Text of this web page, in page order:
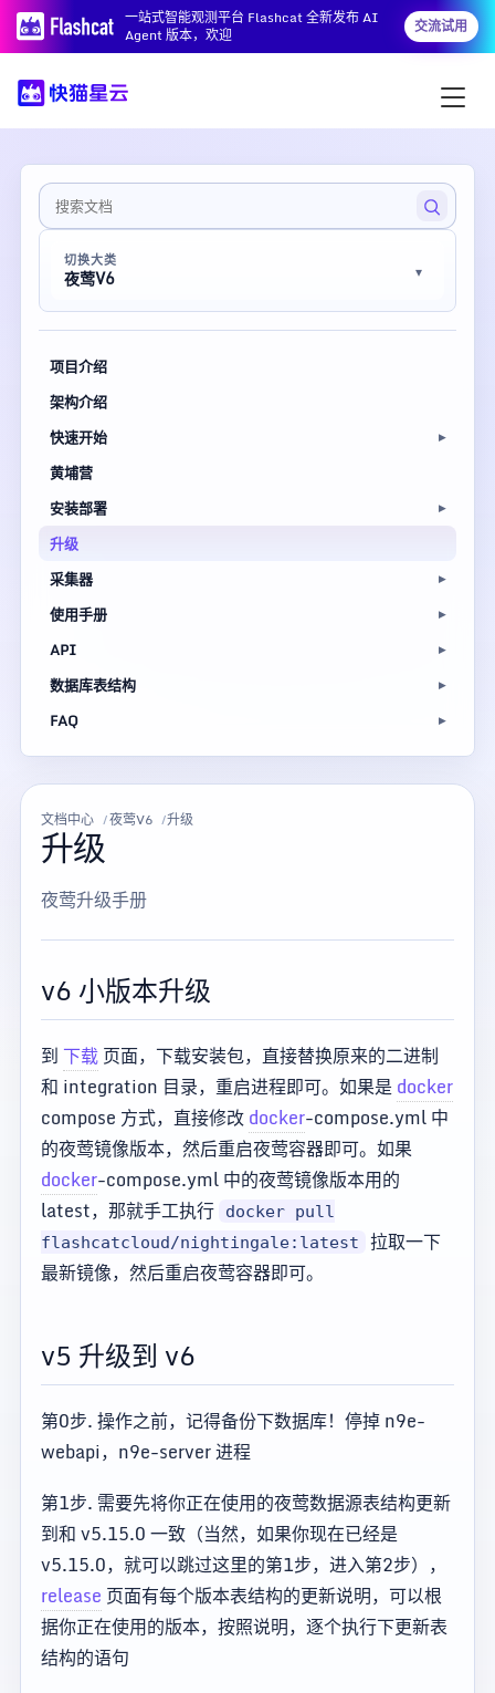
一站式智能观测平台 Flashcat 全新发布 AI
Agent 版本，欢迎
交流试用
切换大类
夜莺V6
项目介绍
架构介绍
快速开始
黄埔营
安装部署
升级
采集器
使用手册
API
数据库表结构
FAQ
文档中心 夜莺V6 升级
升级
夜莺升级手册
v6 小版本升级
到 下载页面，下载安装包，直接替换原来的二进制
和 integration 目录，重启进程即可。如果是docker
compose 方式，直接修改docker-compose.yml 中
的夜莺镜像版本，然后重启夜莺容器即可。如果
docker-compose.yml 中的夜莺镜像版本用的
latest，那就手工执行
docker pull
flashcatcloud/nightingale:latest
拉取一下
最新镜像，然后重启夜莺容器即可。
v5 升级到 v6
第0步. 操作之前，记得备份下数据库！停掉 n9e-
webapi，n9e-server 进程
第1步. 需要先将你正在使用的夜莺数据源表结构更新
到和 v5.15.0 一致（当然，如果你现在已经是
v5.15.0，就可以跳过这里的第1步，进入第2步），
release 页面有每个版本表结构的更新说明，可以根
据你正在使用的版本，按照说明，逐个执行下更新表
结构的语句